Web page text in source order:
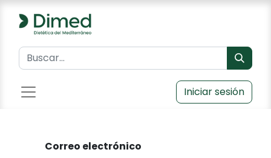
Iniciar sesión
Correo electrónico